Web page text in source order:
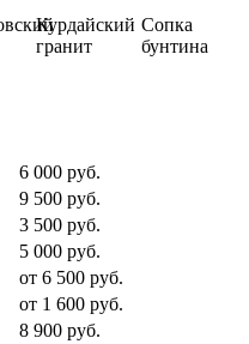
Курдайский
гранит
Cопка
бунтина
6 000 руб.
9 500 руб.
3 500 руб.
5 000 руб.
от 6 500 руб.
от 1 600 руб.
8 900 руб.